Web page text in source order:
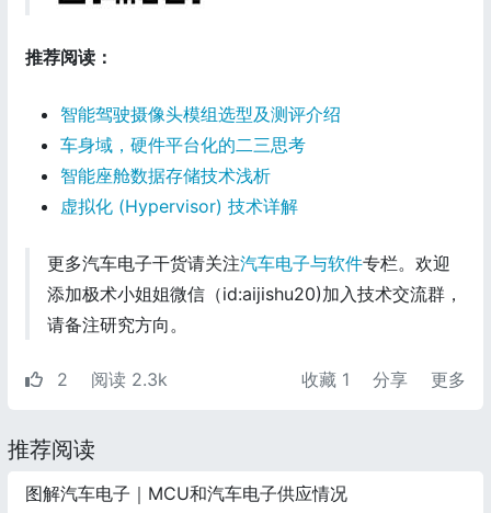
推荐阅读：
智能驾驶摄像头模组选型及测评介绍
车身域，硬件平台化的二三思考
智能座舱数据存储技术浅析
虚拟化 (Hypervisor) 技术详解
更多汽车电子干货请关注汽车电子与软件专栏。欢迎
添加极术小姐姐微信（id:aijishu20)加入技术交流群，
请备注研究方向。
2 阅读 2.3k 收藏 1 分享 更多
推荐阅读
图解汽车电子｜MCU和汽车电子供应情况